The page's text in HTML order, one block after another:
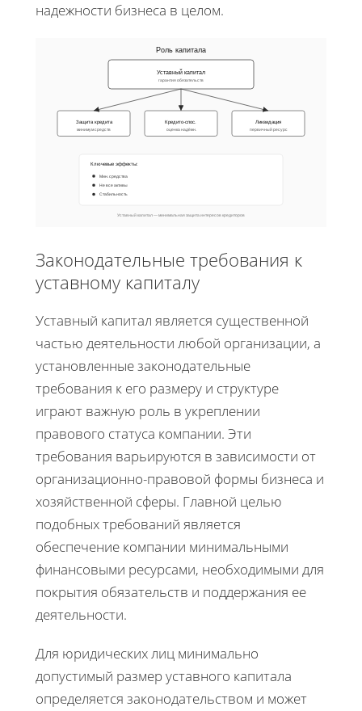
надежности бизнеса в целом.
Роль капитала
Уставный капитал
гарантия обязательств
Защита кредита
минимум средств
Кредито-спос.
оценка надёжн.
Ликвидация
первичный ресурс
Ключевые эффекты:
Мин. средства
Не все активы
Стабильность
Уставный капитал — минимальная защита интересов кредиторов
Законодательные требования к
уставному капиталу
Уставный капитал является существенной
частью деятельности любой организации, а
установленные законодательные
требования к его размеру и структуре
играют важную роль в укреплении
правового статуса компании. Эти
требования варьируются в зависимости от
организационно-правовой формы бизнеса и
хозяйственной сферы. Главной целью
подобных требований является
обеспечение компании минимальными
финансовыми ресурсами, необходимыми для
покрытия обязательств и поддержания ее
деятельности.
Для юридических лиц минимально
допустимый размер уставного капитала
определяется законодательством и может